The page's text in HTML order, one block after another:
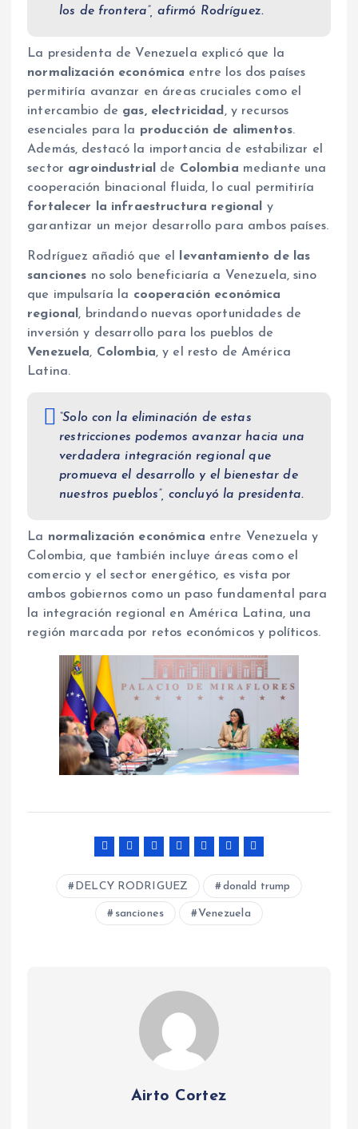
los de frontera”, afirmó Rodríguez.
La presidenta de Venezuela explicó que la
normalización económica entre los dos países
permitiría avanzar en áreas cruciales como el
intercambio de gas, electricidad , y recursos
esenciales para la producción de alimentos.
Además, destacó la importancia de estabilizar el
sector agroindustrial de Colombia mediante una
cooperación binacional fluida, lo cual permitiría
fortalecer la infraestructura regional
y
garantizar un mejor desarrollo para ambos países.
Rodríguez añadió que el
levantamiento de las
sanciones no solo beneficiaría a Venezuela, sino
que impulsaría la cooperación económica
regional , brindando nuevas oportunidades de
inversión y desarrollo para los pueblos de
Venezuela, Colombia, y el resto de América
Latina.
“Solo con la eliminación de estas
restricciones podemos avanzar hacia una
verdadera integración regional que
promueva el desarrollo y el bienestar de
nuestros pueblos”, concluyó la presidenta.
La normalización económica entre Venezuela y
Colombia, que también incluye áreas como el
comercio y el sector energético, es vista por
ambos gobiernos como un paso fundamental para
la integración regional en América Latina, una
región marcada por retos económicos y políticos.
DELCY RODRIGUEZ donald trump
sanciones Venezuela
Airto Cortez